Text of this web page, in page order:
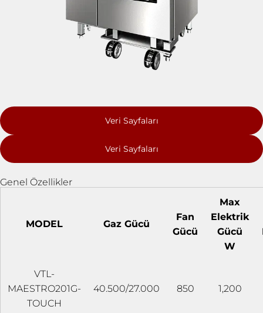
Veri Sayfaları
Veri Sayfaları
Genel Özellikler
MODEL Gaz Gücü
Fan
Gücü
Max
Elektrik
Gücü
W
VTL-
MAESTRO201G-
TOUCH
40.500/27.000 850 1,200